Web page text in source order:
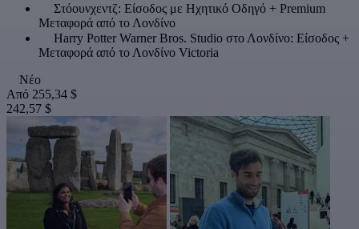
Στόουνχεντζ: Είσοδος με Ηχητικό Οδηγό + Premium
Μεταφορά από το Λονδίνο
Harry Potter Warner Bros. Studio στο Λονδίνο: Είσοδος +
Μεταφορά από το Λονδίνο Victoria
Νέο
Από 255,34 $
242,57 $